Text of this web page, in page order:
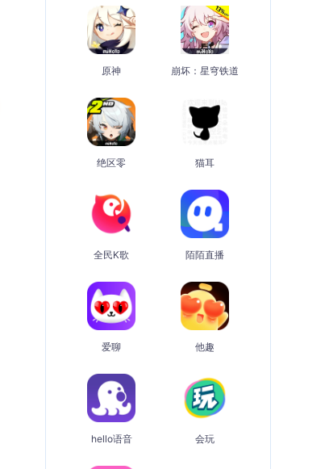
原神 崩坏：星穹铁道
绝区零 猫耳
全民K歌 陌陌直播
爱聊 他趣
hello语音 会玩